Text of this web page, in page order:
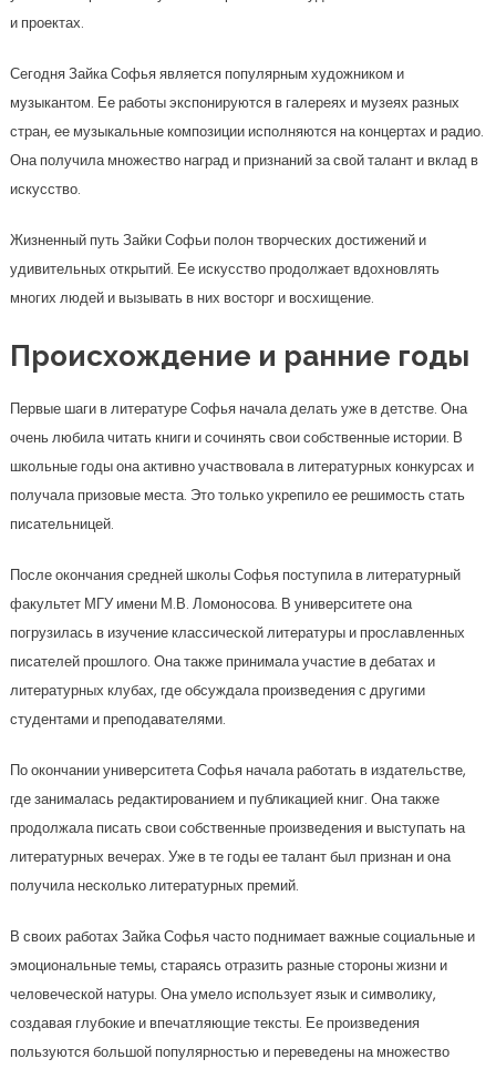
и проектах.
Сегодня Зайка Софья является популярным художником и
музыкантом. Ее работы экспонируются в галереях и музеях разных
стран, ее музыкальные композиции исполняются на концертах и радио.
Она получила множество наград и признаний за свой талант и вклад в
искусство.
Жизненный путь Зайки Софьи полон творческих достижений и
удивительных открытий. Ее искусство продолжает вдохновлять
многих людей и вызывать в них восторг и восхищение.
Происхождение и ранние годы
Первые шаги в литературе Софья начала делать уже в детстве. Она
очень любила читать книги и сочинять свои собственные истории. В
школьные годы она активно участвовала в литературных конкурсах и
получала призовые места. Это только укрепило ее решимость стать
писательницей.
После окончания средней школы Софья поступила в литературный
факультет МГУ имени М.В. Ломоносова. В университете она
погрузилась в изучение классической литературы и прославленных
писателей прошлого. Она также принимала участие в дебатах и
литературных клубах, где обсуждала произведения с другими
студентами и преподавателями.
По окончании университета Софья начала работать в издательстве,
где занималась редактированием и публикацией книг. Она также
продолжала писать свои собственные произведения и выступать на
литературных вечерах. Уже в те годы ее талант был признан и она
получила несколько литературных премий.
В своих работах Зайка Софья часто поднимает важные социальные и
эмоциональные темы, стараясь отразить разные стороны жизни и
человеческой натуры. Она умело использует язык и символику,
создавая глубокие и впечатляющие тексты. Ее произведения
пользуются большой популярностью и переведены на множество